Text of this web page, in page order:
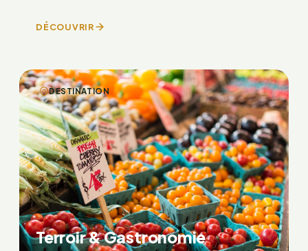
DÉCOUVRIR
DESTINATION
Terroir & Gastronomie